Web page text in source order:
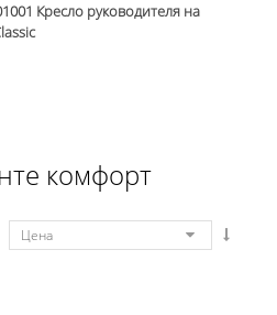
Кресло руководителя на
комфорт
Цена